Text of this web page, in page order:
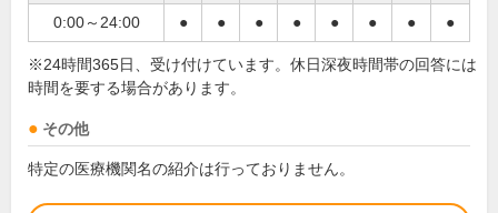
0:00～24:00 ● ● ● ● ● ● ● ●
※24時間365日、受け付けています。休日深夜時間帯の回答には
時間を要する場合があります。
その他
特定の医療機関名の紹介は行っておりません。